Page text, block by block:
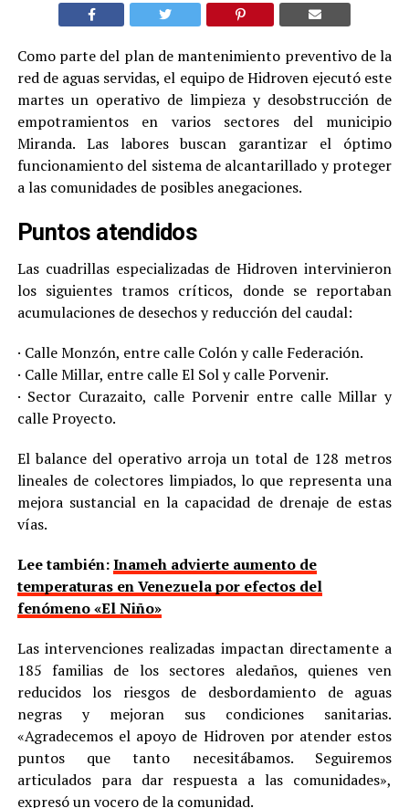
Como parte del plan de mantenimiento preventivo de la
red de aguas servidas, el equipo de Hidroven ejecutó este
martes un operativo de limpieza y desobstrucción de
empotramientos en varios sectores del municipio
Miranda. Las labores buscan garantizar el óptimo
funcionamiento del sistema de alcantarillado y proteger
a las comunidades de posibles anegaciones.
Puntos atendidos
Las cuadrillas especializadas de Hidroven intervinieron
los siguientes tramos críticos, donde se reportaban
acumulaciones de desechos y reducción del caudal:
· Calle Monzón, entre calle Colón y calle Federación.
· Calle Millar, entre calle El Sol y calle Porvenir.
· Sector Curazaito, calle Porvenir entre calle Millar y
calle Proyecto.
El balance del operativo arroja un total de 128 metros
lineales de colectores limpiados, lo que representa una
mejora sustancial en la capacidad de drenaje de estas
vías.
Lee también:Inameh advierte aumento de
temperaturas en Venezuela por efectos del
fenómeno «El Niño»
Las intervenciones realizadas impactan directamente a
185 familias de los sectores aledaños, quienes ven
reducidos los riesgos de desbordamiento de aguas
negras y mejoran sus condiciones sanitarias.
«Agradecemos el apoyo de Hidroven por atender estos
puntos que tanto necesitábamos. Seguiremos
articulados para dar respuesta a las comunidades»,
expresó un vocero de la comunidad.